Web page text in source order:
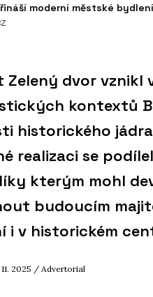
moderní městské
Zelený dvor vznikl
kontextů
historického
realizaci se
kterým mohl
budoucím
i v historickém
11. 2025 / Advertorial